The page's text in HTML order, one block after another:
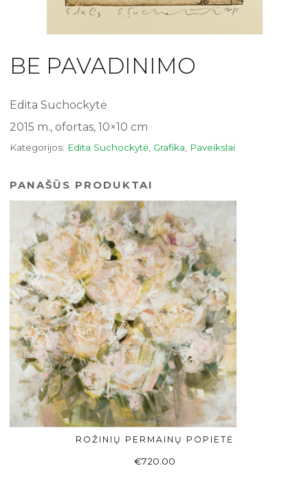
BE PAVADINIMO
Edita Suchockytė
2015 m., ofortas, 10×10 cm
Kategorijos: Edita Suchockytė, Grafika Paveikslai
PANAŠŪS PRODUKTAI
Į KREPŠELĮ
ROŽINIŲ PERMAINŲ POPIETĖ
€720.00